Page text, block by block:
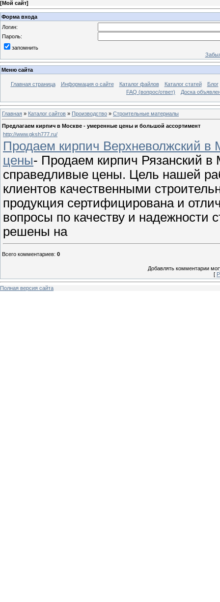
[Мой сайт]
Форма входа
Логин:
Пароль:
запомнить
Меню сайта
Главная страница Информация о сайте Каталог файлов Каталог статей
Блог
FAQ (вопрос/ответ)
Доска
Главная » Каталог сайтов » Производство » Строительные материалы
Предлагаем кирпич в Москве - умеренные цены и большой ассортимент
http://www.gksh777.ru/
Продаем кирпич Верхневолжский в
цены- Продаем кирпич Рязанский
справедливые цены. Цель нашей
клиентов качественными
продукция сертифицирована и
вопросы по качеству и надежности
решены на
Всего комментариев: 0
Добавлять комментарии
[
Полная версия сайта